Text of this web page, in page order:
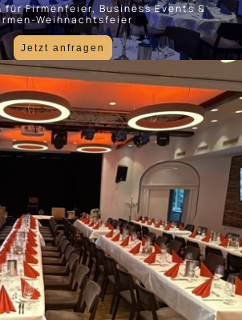
Firmenfeier, Business Events &
Weihnachtsfeier
Jetzt anfragen